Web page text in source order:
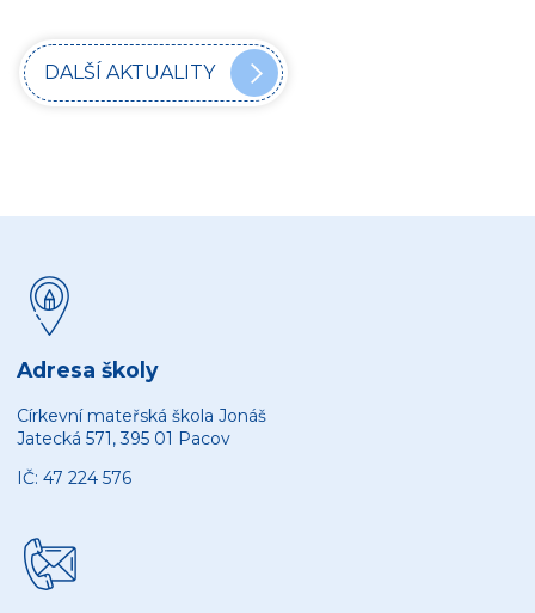
DALŠÍ AKTUALITY
Adresa školy
Církevní mateřská škola Jonáš
Jatecká 571, 395 01 Pacov
IČ: 47 224 576